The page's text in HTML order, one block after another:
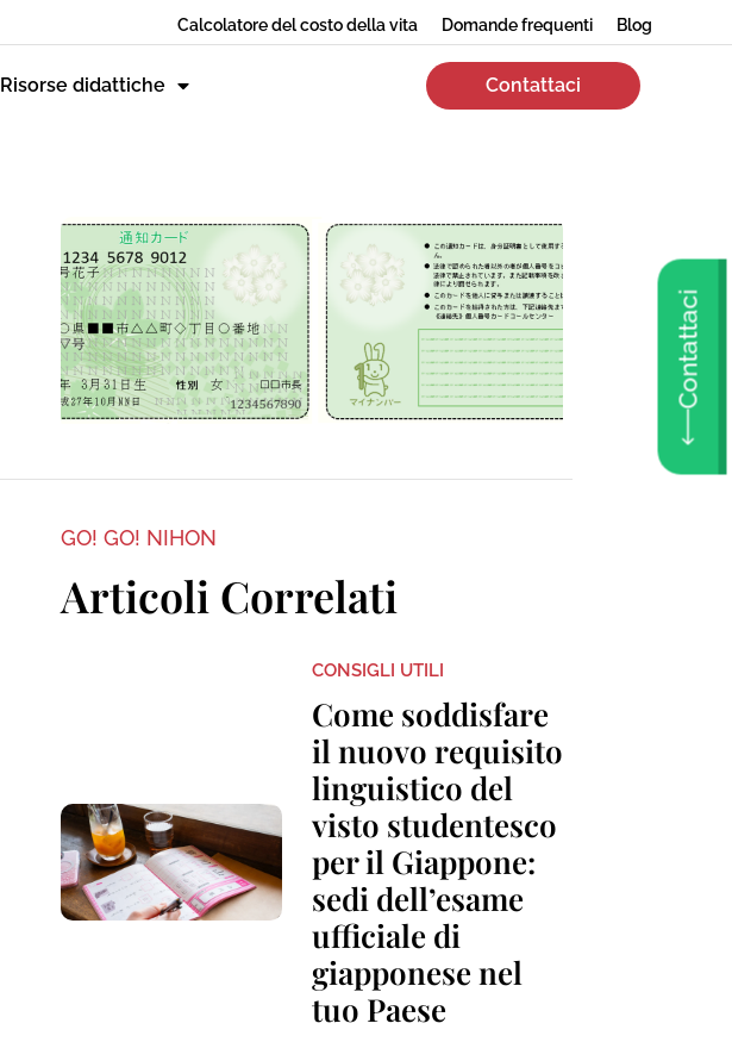
Calcolatore del costo della vita Domande frequenti Blog
Risorse didattiche Contattaci
Contattaci
GO! GO! NIHON
Articoli Correlati
CONSIGLI UTILI
Come soddisfare
il nuovo requisito
linguistico del
visto studentesco
per il Giappone:
sedi dell’esame
ufficiale di
giapponese nel
tuo Paese